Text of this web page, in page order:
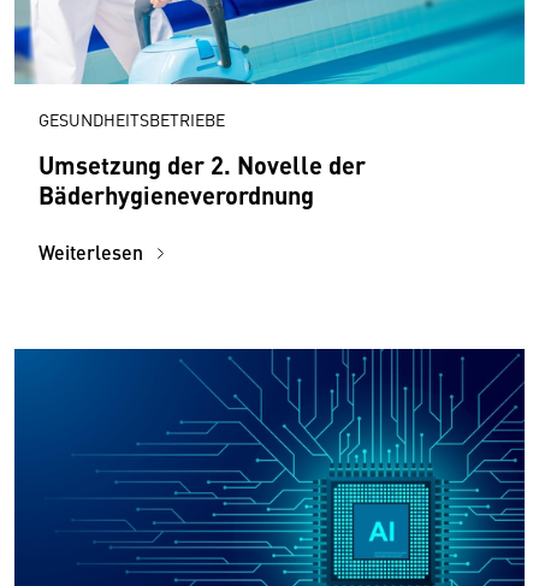
GESUNDHEITSBETRIEBE
Umsetzung der 2. Novelle der
Bäderhygieneverordnung
Weiterlesen